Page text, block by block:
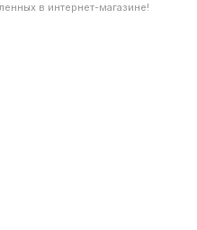
в интернет-магазине!